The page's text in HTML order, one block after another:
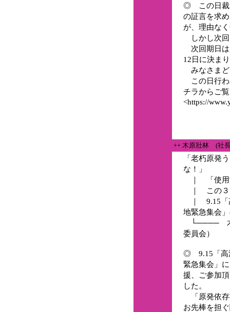
◎ この日裁
の証言を求
が、理由な
しかし次回
次回期日は
12日に決ま
みなさまど
この日行わ
チラからご
<https://
++ 木原壯林 (社
「老朽原発
な！」
｜ 「使用
｜ この３
｜ 9.15「
地緊急集会
└──── 木
委員会）
◎ 9.15「高
緊急集会」
援、ご参加
した。
「原発依存
お先棒を担